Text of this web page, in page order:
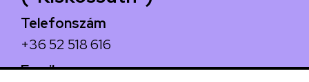
Telefonszám
+36 52 518 616
Email